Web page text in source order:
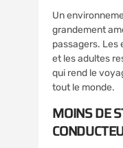
Un
grandement
passagers. Les
et les adultes
qui rend le
tout le monde.
MOINS DE